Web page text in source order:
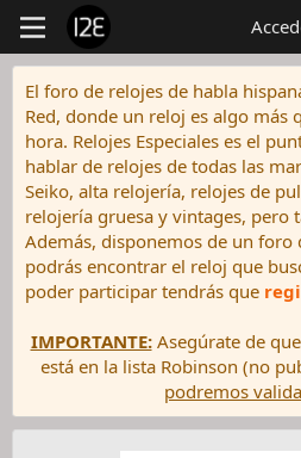
El foro de relojes de habla
Red, donde un reloj es algo más
hora. Relojes Especiales es el
hablar de relojes de todas las
Seiko, alta relojería, relojes de
relojería gruesa y vintages, pero
Además, disponemos de un foro
podrás encontrar el reloj que
poder participar tendrás que
IMPORTANTE:Asegúrate de
está en la lista Robinson (no
podremos